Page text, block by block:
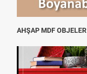
AHŞAP MDF OBJELER